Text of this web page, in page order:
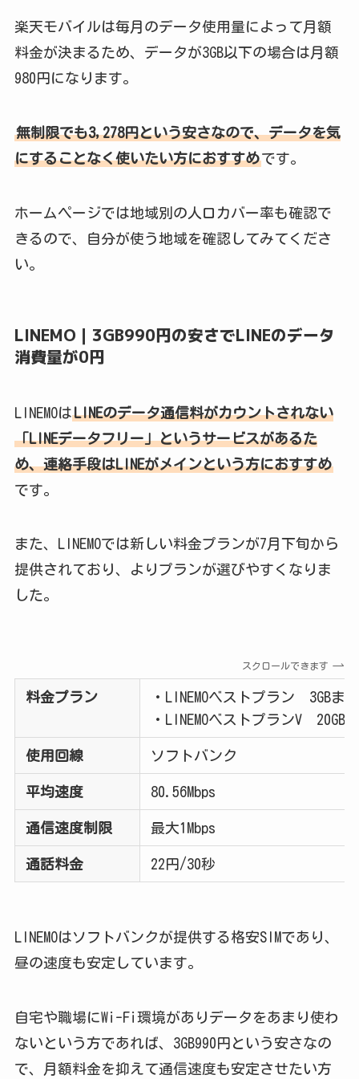
楽天モバイルは毎月のデータ使用量によって月額
料金が決まるため、データが3GB以下の場合は月額
980円になります。
無制限でも3,278円という安さなので、データを気
にすることなく使いたい方におすすめです。
ホームページでは地域別の人口カバー率も確認で
きるので、自分が使う地域を確認してみてくださ
い。
LINEMO｜3GB990円の安さでLINEのデータ
消費量が0円
LINEMOはLINEのデータ通信料がカウントされない
「LINEデータフリー」というサービスがあるた
め、連絡手段はLINEがメインという方におすすめ
です。
また、LINEMOでは新しい料金プランが7月下旬から
提供されており、よりプランが選びやすくなりま
した。
スクロールできます
料金プラン
・LINEMOベストプラン 3GBま
・LINEMOベストプランV 20GB
使用回線 ソフトバンク
平均速度 80.56Mbps
通信速度制限 最大1Mbps
通話料金 22円/30秒
LINEMOはソフトバンクが提供する格安SIMであり、
昼の速度も安定しています。
自宅や職場にWi-Fi環境がありデータをあまり使わ
ないという方であれば、3GB990円という安さなの
で、月額料金を抑えて通信速度も安定させたい方